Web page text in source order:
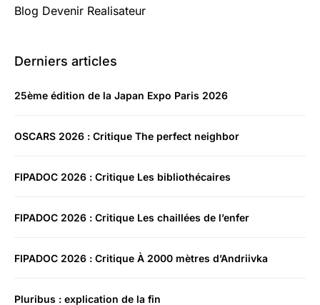
Blog Devenir Realisateur
Derniers articles
25ème édition de la Japan Expo Paris 2026
OSCARS 2026 : Critique The perfect neighbor
FIPADOC 2026 : Critique Les bibliothécaires
FIPADOC 2026 : Critique Les chaillées de l’enfer
FIPADOC 2026 : Critique À 2000 mètres d’Andriivka
Pluribus : explication de la fin